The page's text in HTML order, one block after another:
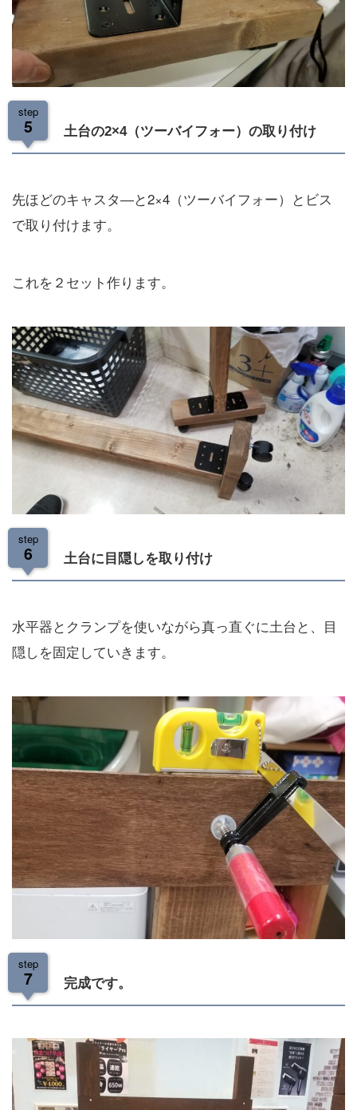
step
5 土台の2×4（ツーバイフォー）の取り付け
先ほどのキャスタ―と2×4（ツーバイフォー）とビス
で取り付けます。
これを２セット作ります。
step
6 土台に目隠しを取り付け
水平器とクランプを使いながら真っ直ぐに土台と、目
隠しを固定していきます。
step
7 完成です。